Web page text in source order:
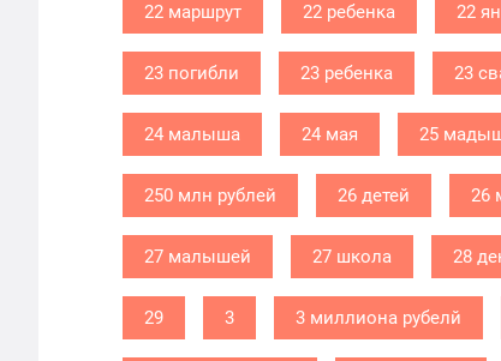
22 маршрут 22 ребенка 22
23 погибли 23 ребенка 23
24 малыша 24 мая 25
250 млн рублей 26 детей 26
27 малышей 27 школа 28
29 3 3 миллиона рубелй